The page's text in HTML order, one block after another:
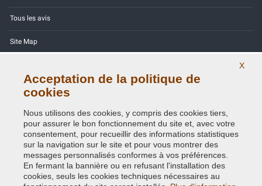
Tous les avis
Site Map
Codes couleurs
Politique de confidentialité - RGPD
Copyright © 2014 - 2026. All Rights Reserved.
Visiteurs online: 552
X
Acceptation de la politique de
cookies
Nous utilisons des cookies, y compris des cookies tiers,
pour assurer le bon fonctionnement du site et, avec votre
consentement, pour recueillir des informations statistiques
sur la navigation sur le site et pour vous montrer des
messages personnalisés conformes à vos préférences.
En fermant la bannière ou en refusant l'installation des
cookies, seuls les cookies techniques nécessaires au